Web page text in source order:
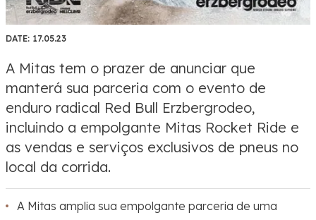
DATE: 17.05.23
A Mitas tem o prazer de anunciar que
manterá sua parceria com o evento de
enduro radical Red Bull Erzbergrodeo,
incluindo a empolgante Mitas Rocket Ride e
as vendas e serviços exclusivos de pneus no
local da corrida.
A Mitas amplia sua empolgante parceria de uma